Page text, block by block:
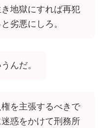
地獄にすれば再犯
劣悪にしろ。
んだ。
を主張するべきで
惑をかけて刑務所